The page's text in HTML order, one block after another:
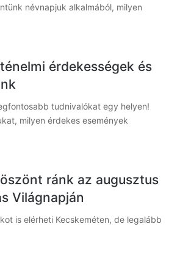
névnapjuk alkalmából, milyen
érdekességek és
tudnivalókat egy helyen!
milyen érdekes események
ránk az augusztus
Világnapján
is elérheti Kecskeméten, de legalább